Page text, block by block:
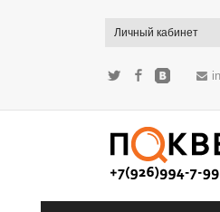
Личный кабинет
Twitter FacebookВКонтакте